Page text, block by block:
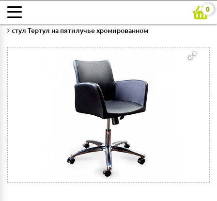
0
Главная
стул Тертул на пятилучье хромированном